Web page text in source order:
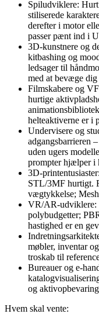
Spiludviklere:
stiliserede
derefter i motor
passer pænt ind i
3D-kunstnere og
kitbashing og
ledsager til
med at bevæge
Filmskabere og
hurtige
helteaktiverne er i
Undervisere og
adgangsbarrieren
uden ugers
prompter hjælper i
3D-
STL/3MF hurtigt.
vægtykkelse;
VR/AR-udviklere:
polybudgetter;
hastighed er en
møbler, inventar
troskab til
Bureauer og e-
og
Hvem skal vente: